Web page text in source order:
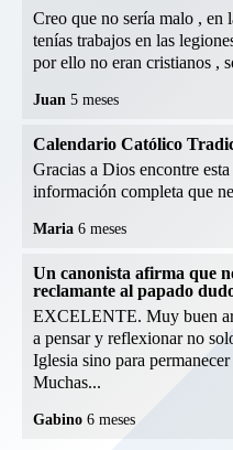
Creo que no sería malo , en
tenías trabajos en las
por ello no eran cristianos ,
Juan 5 meses
Calendario Católico
Gracias a Dios encontre
información completa que
Maria 6 meses
Un canonista afirma que
reclamante al papado
EXCELENTE. Muy buen
a pensar y reflexionar no
Iglesia sino para
Muchas...
Gabino 6 meses